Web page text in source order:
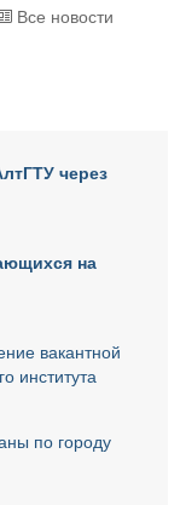
Все новости
через
на
вакантной
института
по городу